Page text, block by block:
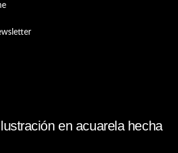
en acuarela hecha